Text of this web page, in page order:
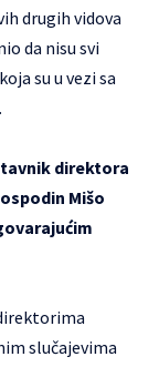
drugih vidova
da nisu svi
su u vezi sa
direktora
Mišo
slučajevima